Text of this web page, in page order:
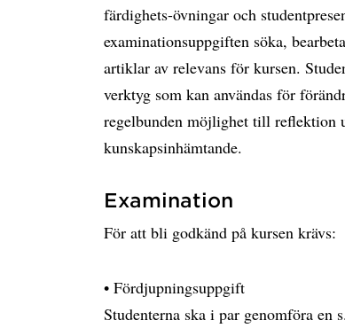
färdighets-övningar och
examinationsuppgiften söka,
artiklar av relevans för kursen.
verktyg som kan användas för
regelbunden möjlighet till reflektion
kunskapsinhämtande.
Examination
För att bli godkänd på kursen krävs:
• Fördjupningsuppgift
Studenterna ska i par genomföra